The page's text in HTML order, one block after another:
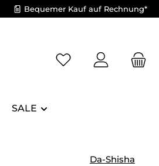
Bequemer Kauf auf Rechnung*
Du hast 0
SALE
Da-Shisha